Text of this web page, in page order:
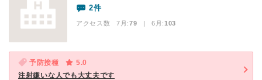
2件
アクセス数 7月:79 | 6月:103
予防接種
5.0
注射嫌いな人でも大丈夫です